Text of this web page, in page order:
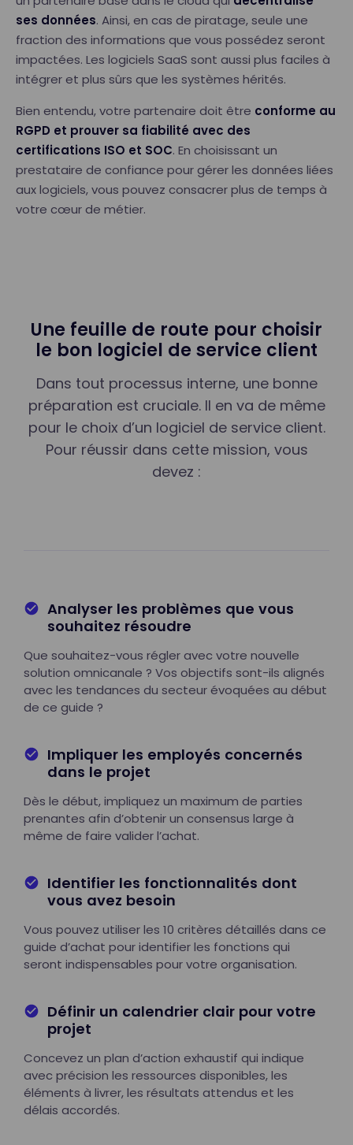
ses données. Ainsi, en cas de piratage, seule une
fraction des informations que vous possédez seront
impactées. Les logiciels SaaS sont aussi plus faciles à
intégrer et plus sûrs que les systèmes hérités.
Bien entendu, votre partenaire doit être conforme au
RGPD et prouver sa fiabilité avec des
certifications ISO et SOC. En choisissant un
prestataire de confiance pour gérer les données liées
aux logiciels, vous pouvez consacrer plus de temps à
votre cœur de métier.
Une feuille de route pour choisir
le bon logiciel de service client
Dans tout processus interne, une bonne
préparation est cruciale. Il en va de même
pour le choix d’un logiciel de service client.
Pour réussir dans cette mission, vous
devez :
Analyser les problèmes que vous
souhaitez résoudre
Que souhaitez-vous régler avec votre nouvelle
solution omnicanale ? Vos objectifs sont-ils alignés
avec les tendances du secteur évoquées au début
de ce guide ?
Impliquer les employés concernés
dans le projet
Dès le début, impliquez un maximum de parties
prenantes afin d’obtenir un consensus large à
même de faire valider l’achat.
Identifier les fonctionnalités dont
vous avez besoin
Vous pouvez utiliser les 10 critères détaillés dans ce
guide d’achat pour identifier les fonctions qui
seront indispensables pour votre organisation.
Définir un calendrier clair pour votre
projet
Concevez un plan d’action exhaustif qui indique
avec précision les ressources disponibles, les
éléments à livrer, les résultats attendus et les
délais accordés.